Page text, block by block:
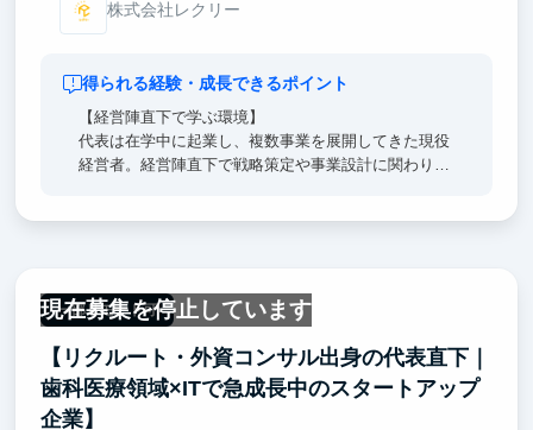
株式会社レクリー
得られる経験・成長できるポイント
【経営陣直下で学ぶ環境】
代表は在学中に起業し、複数事業を展開してきた現役
経営者。経営陣直下で戦略策定や事業設計に関わり、
が多数在籍。学生であっても彼らとフラットに議論
し、戦略立案から実行までを共に担う経験が得られま
す。
【事業創造力を鍛える実践の場】
起業志向の方にとっても、構想・実行・検証を通じて
現在募集を停止しています
一部リモート可
【リクルート・外資コンサル出身の代表直下｜
歯科医療領域×ITで急成長中のスタートアップ
企業】